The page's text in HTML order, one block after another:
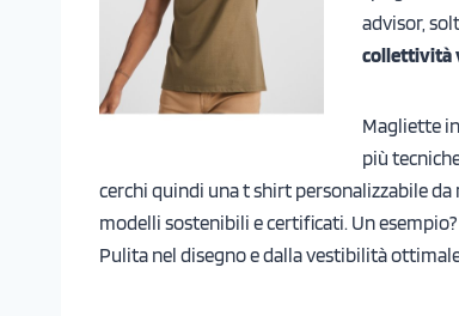
advisor,
collettività
Magliette in
più
cerchi quindi una t shirt personalizzabile
modelli sostenibili e certificati. Un
Pulita nel disegno e dalla vestibilità